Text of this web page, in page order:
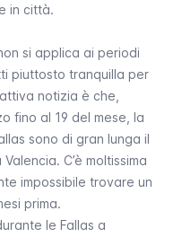
in città.
si applica ai periodi
piuttosto tranquilla per
notizia è che,
fino al 19 del mese, la
sono di gran lunga il
C’è moltissima
impossibile trovare un
prima.